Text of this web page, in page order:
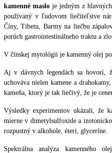
kamenné maslo je jedným z
používaný v ľudovom liečiteľstve
Číny, Tibetu, Barmy na liečbu
porúch gastrointestinálneho traktu a
V čínskej mytológii je kamenný olej
Aj v dávnych legendách sa hovorí,
uchováva nielen kamene a
kameňa, ktorý je tak liečivý, že je
Výsledky experimentov ukázali, že
mierne v dimetylsulfoxide a
rozpustný v alkohole, éteri, glyceríne.
Spektrálna analýza kamenného